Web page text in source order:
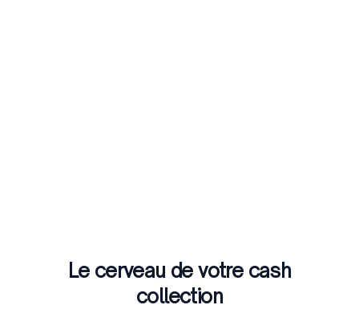
Le cerveau de votre cash
collection